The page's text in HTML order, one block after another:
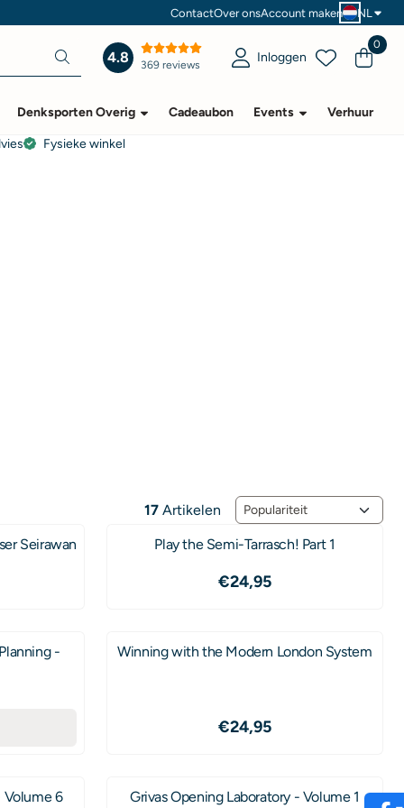
ContactOver onsAccount maken NL
4.8 369 reviews Inloggen
0
Denksporten Overig Cadeaubon Events Verhuur
Fysieke winkel
17Artikelen Sorteermethode
Seirawan
Play the Semi-Tarrasch! Part 1
Prijs: 24,95
€24,95
-
Winning with the Modern London System
Prijs: 24,95
€24,95
Volume 6
Grivas Opening Laboratory - Volume 1